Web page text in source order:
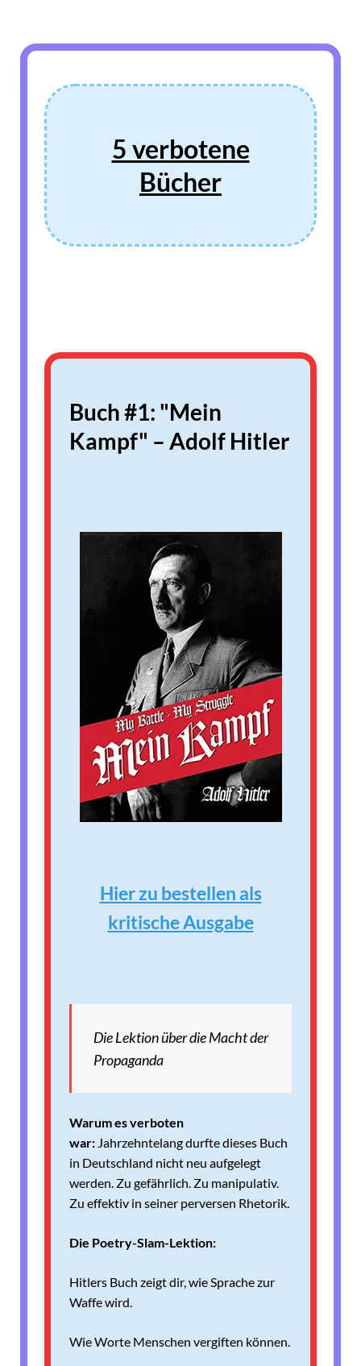
5 verbotene
Bücher
Buch #1: "Mein
Kampf" – Adolf Hitler
Hier zu bestellen als
kritische Ausgabe
Die Lektion über die Macht der
Propaganda
Warum es verboten
war: Jahrzehntelang durfte dieses Buch
in Deutschland nicht neu aufgelegt
werden. Zu gefährlich. Zu manipulativ.
Zu effektiv in seiner perversen Rhetorik.
Die Poetry-Slam-Lektion:
Hitlers Buch zeigt dir, wie Sprache zur
Waffe wird.
Wie Worte Menschen vergiften können.